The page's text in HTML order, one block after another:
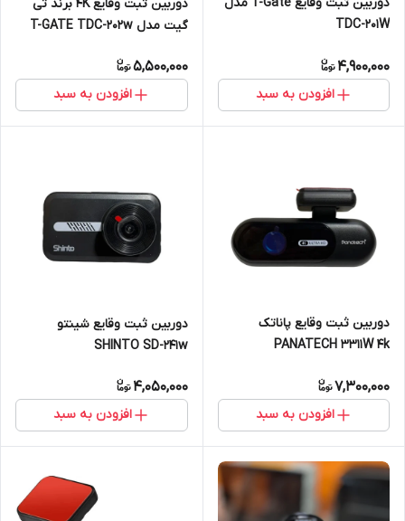
TDC-201W
4,900,000
افزودن به سبد
دوربین ثبت وقایع 4K برند تی
گیت مدل T-GATE TDC-202w
5,500,000
افزودن به سبد
دوربین ثبت وقایع پاناتک
PANATECH 3311W 4k
7,300,000
افزودن به سبد
دوربین ثبت وقایع شینتو
SHINTO SD-241w
4,050,000
افزودن به سبد